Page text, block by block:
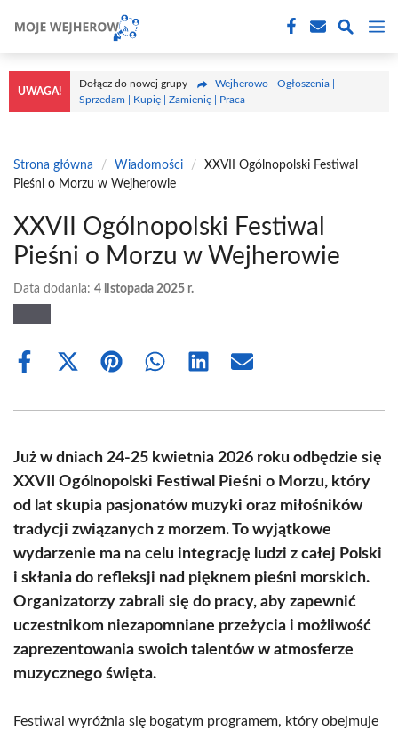
treści
UWAGA!
Dołącz do nowej grupy
Wejherowo - Ogłoszenia |
Sprzedam | Kupię | Zamienię | Praca
Strona główna / Wiadomości /
XXVII Ogólnopolski Festiwal
Pieśni o Morzu w Wejherowie
XXVII Ogólnopolski Festiwal
Pieśni o Morzu w Wejherowie
Data dodania: 4 listopada 2025 r.
Share
Share
(Twitter)
Share Share Share Share
Już w dniach 24-25 kwietnia 2026 roku odbędzie się
XXVII Ogólnopolski Festiwal Pieśni o Morzu, który
od lat skupia pasjonatów muzyki oraz miłośników
tradycji związanych z morzem. To wyjątkowe
wydarzenie ma na celu integrację ludzi z całej Polski
i skłania do refleksji nad pięknem pieśni morskich.
Organizatorzy zabrali się do pracy, aby zapewnić
uczestnikom niezapomniane przeżycia i możliwość
zaprezentowania swoich talentów w atmosferze
muzycznego święta.
Festiwal wyróżnia się bogatym programem, który obejmuje